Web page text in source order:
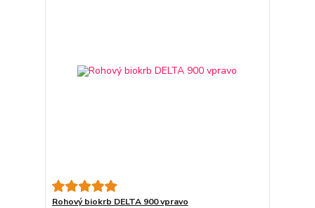
Rohový biokrb DELTA 900 vpravo